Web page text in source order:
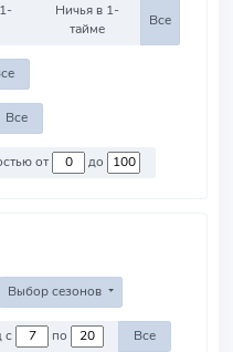
Ничья в 1-
тайме
Все
Все
Против команд со стоимостью от до
Выбор сезонов
Против команд с по Все